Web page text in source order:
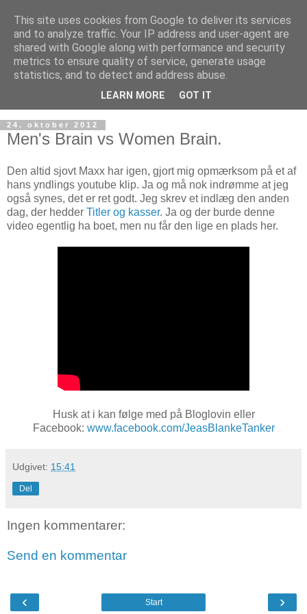
24. oktober 2012
Men's Brain vs Women Brain.
Den altid sjovt Maxx har igen, gjort mig opmærksom på et af
hans yndlings youtube klip. Ja og må nok indrømme at jeg
også synes, det er ret godt. Jeg skrev et indlæg den anden
dag, der hedder Titler og kasser. Ja og der burde denne
video egentlig ha boet, men nu får den lige en plads her.
Husk at i kan følge med på Bloglovin eller
Facebook: www.facebook.com/JeasBlankeTanker
Udgivet: 15:41
Del
Ingen kommentarer:
Send en kommentar
‹ ›
Start
This site uses cookies from Google to deliver its services
and to analyze traffic. Your IP address and user-agent are
shared with Google along with performance and security
metrics to ensure quality of service, generate usage
statistics, and to detect and address abuse.
LEARN MORE GOT IT